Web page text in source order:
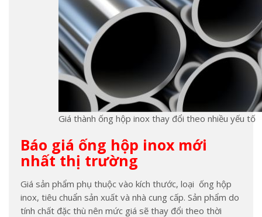
Giá thành ống hộp inox thay đổi theo nhiều yếu tố
Báo giá ống hộp inox mới
nhất thị trường
Giá sản phẩm phụ thuộc vào kích thước, loại ống hộp
inox, tiêu chuẩn sản xuất và nhà cung cấp. Sản phẩm do
tính chất đặc thù nên mức giá sẽ thay đổi theo thời